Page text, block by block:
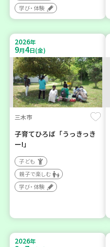
学び・体験
2026年
9月4日(金)
三木市
子育てひろば「うっきっき
ー!」
子ども
親子で楽しむ
学び・体験
2026年